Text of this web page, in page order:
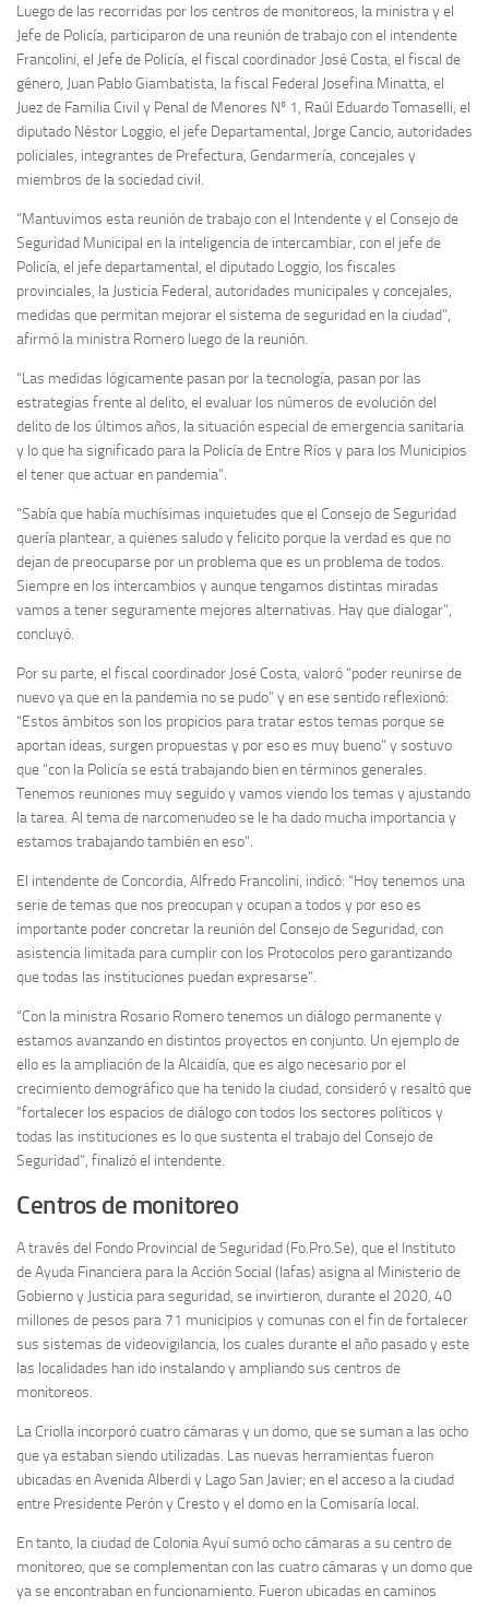
Luego de las recorridas por los centros de monitoreos, la ministra y el
Jefe de Policía, participaron de una reunión de trabajo con el intendente
Francolini, el Jefe de Policía, el fiscal coordinador José Costa, el fiscal de
género, Juan Pablo Giambatista, la fiscal Federal Josefina Minatta, el
Juez de Familia Civil y Penal de Menores Nº 1, Raúl Eduardo Tomaselli, el
diputado Néstor Loggio, el jefe Departamental, Jorge Cancio, autoridades
policiales, integrantes de Prefectura, Gendarmería, concejales y
miembros de la sociedad civil.
“Mantuvimos esta reunión de trabajo con el Intendente y el Consejo de
Seguridad Municipal en la inteligencia de intercambiar, con el jefe de
Policía, el jefe departamental, el diputado Loggio, los fiscales
provinciales, la Justicia Federal, autoridades municipales y concejales,
medidas que permitan mejorar el sistema de seguridad en la ciudad”,
afirmó la ministra Romero luego de la reunión.
“Las medidas lógicamente pasan por la tecnología, pasan por las
estrategias frente al delito, el evaluar los números de evolución del
delito de los últimos años, la situación especial de emergencia sanitaria
y lo que ha significado para la Policía de Entre Ríos y para los Municipios
el tener que actuar en pandemia”.
“Sabía que había muchísimas inquietudes que el Consejo de Seguridad
quería plantear, a quienes saludo y felicito porque la verdad es que no
dejan de preocuparse por un problema que es un problema de todos.
Siempre en los intercambios y aunque tengamos distintas miradas
vamos a tener seguramente mejores alternativas. Hay que dialogar”,
concluyó.
Por su parte, el fiscal coordinador José Costa, valoró “poder reunirse de
nuevo ya que en la pandemia no se pudo” y en ese sentido reflexionó:
“Estos ámbitos son los propicios para tratar estos temas porque se
aportan ideas, surgen propuestas y por eso es muy bueno” y sostuvo
que “con la Policía se está trabajando bien en términos generales.
Tenemos reuniones muy seguido y vamos viendo los temas y ajustando
la tarea. Al tema de narcomenudeo se le ha dado mucha importancia y
estamos trabajando también en eso”.
El intendente de Concordia, Alfredo Francolini, indicó: “Hoy tenemos una
serie de temas que nos preocupan y ocupan a todos y por eso es
importante poder concretar la reunión del Consejo de Seguridad, con
asistencia limitada para cumplir con los Protocolos pero garantizando
que todas las instituciones puedan expresarse”.
“Con la ministra Rosario Romero tenemos un diálogo permanente y
estamos avanzando en distintos proyectos en conjunto. Un ejemplo de
ello es la ampliación de la Alcaidía, que es algo necesario por el
crecimiento demográfico que ha tenido la ciudad, consideró y resaltó que
“fortalecer los espacios de diálogo con todos los sectores políticos y
todas las instituciones es lo que sustenta el trabajo del Consejo de
Seguridad”, finalizó el intendente.
Centros de monitoreo
A través del Fondo Provincial de Seguridad (Fo.Pro.Se), que el Instituto
de Ayuda Financiera para la Acción Social (Iafas) asigna al Ministerio de
Gobierno y Justicia para seguridad, se invirtieron, durante el 2020, 40
millones de pesos para 71 municipios y comunas con el fin de fortalecer
sus sistemas de videovigilancia, los cuales durante el año pasado y este
las localidades han ido instalando y ampliando sus centros de
monitoreos.
La Criolla incorporó cuatro cámaras y un domo, que se suman a las ocho
que ya estaban siendo utilizadas. Las nuevas herramientas fueron
ubicadas en Avenida Alberdi y Lago San Javier; en el acceso a la ciudad
entre Presidente Perón y Cresto y el domo en la Comisaría local.
En tanto, la ciudad de Colonia Ayuí sumó ocho cámaras a su centro de
monitoreo, que se complementan con las cuatro cámaras y un domo que
ya se encontraban en funcionamiento. Fueron ubicadas en caminos